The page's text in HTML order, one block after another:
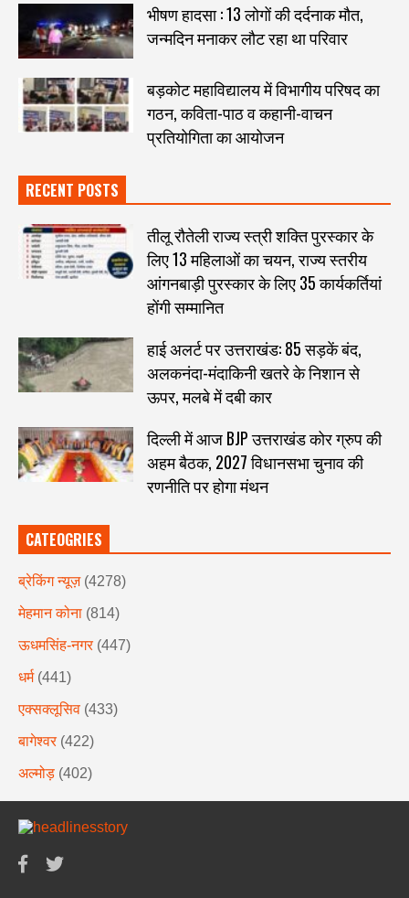
भीषण हादसा : 13 लोगों की दर्दनाक मौत,
जन्मदिन मनाकर लौट रहा था परिवार
बड़कोट महाविद्यालय में विभागीय परिषद का
गठन, कविता-पाठ व कहानी-वाचन
प्रतियोगिता का आयोजन
RECENT POSTS
तीलू रौतेली राज्य स्त्री शक्ति पुरस्कार के
लिए 13 महिलाओं का चयन, राज्य स्तरीय
आंगनबाड़ी पुरस्कार के लिए 35 कार्यकर्तियां
होंगी सम्मानित
हाई अलर्ट पर उत्तराखंड: 85 सड़कें बंद,
अलकनंदा-मंदाकिनी खतरे के निशान से
ऊपर, मलबे में दबी कार
दिल्ली में आज BJP उत्तराखंड कोर ग्रुप की
अहम बैठक, 2027 विधानसभा चुनाव की
रणनीति पर होगा मंथन
CATEOGRIES
ब्रेकिंग न्यूज़ (4278)
मेहमान कोना (814)
ऊधमसिंह-नगर (447)
धर्म (441)
एक्सक्लूसिव (433)
बागेश्वर (422)
अल्मोड़ (402)